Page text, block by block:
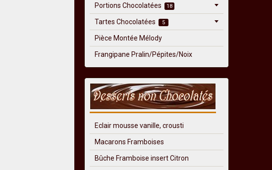
Portions Chocolatées 18
Tartes Chocolatées 5
Pièce Montée Mélody
Frangipane Pralin/Pépites/Noix
Eclair mousse vanille, crousti
Macarons Framboises
Bûche Framboise insert Citron